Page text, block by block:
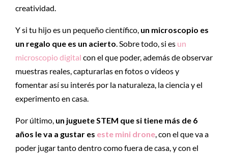
creatividad.
Y si tu hijo es un pequeño científico, un microscopio es
un regalo que es un acierto . Sobre todo, si es un
microscopio digital con el que poder, además de observar
muestras reales, capturarlas en fotos o vídeos y
fomentar así su interés por la naturaleza, la ciencia y el
experimento en casa.
Por último, un juguete STEM que si tiene más de 6
años le va a gustar es este mini drone , con el que va a
poder jugar tanto dentro como fuera de casa, y con el